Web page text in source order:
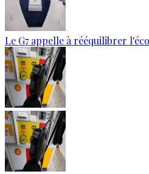
Le G7 appelle à rééquilibrer